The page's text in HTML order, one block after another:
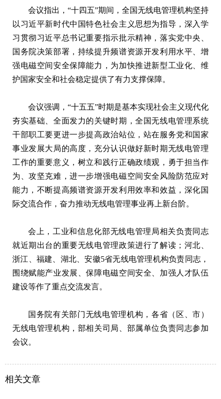
会议指出，“十四五”期间，全国无线电管理机构坚持
以习近平新时代中国特色社会主义思想为指导，深入学
习贯彻习近平总书记重要指示批示精神，落实党中央、
国务院决策部署，持续提升频谱资源开发利用水平、增
强电磁空间安全保障能力，为加快推进新型工业化、维
护国家安全和社会稳定提供了有力支撑保障。
会议强调，“十五五”时期是基本实现社会主义现代化
夯实基础、全面发力的关键时期，全国无线电管理系统
干部职工要更进一步提高政治站位，站在服务党和国家
事业发展大局的高度，充分认识做好新时期无线电管理
工作的重要意义，树立和践行正确政绩观，勇于担当作
为、攻坚克难，进一步增强电磁空间安全风险防范应对
能力，不断提高频谱资源开发利用效率和效益，深化国
际交流合作，奋力推动无线电管理事业再上新台阶。
会上，工业和信息化部无线电管理局相关负责同志
就近期出台的重要无线电管理政策进行了解读；河北、
浙江、福建、湖北、安徽5省无线电管理机构负责同志，
围绕赋能产业发展、保障电磁空间安全、加强人才队伍
建设等作了重点交流发言。
国务院有关部门无线电管理机构，各省（区、市）
无线电管理机构，部相关司局、部属单位负责同志参加
会议。
相关文章